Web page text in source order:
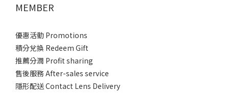
MEMBER
優惠活動 Promotions
積分兌換 Redeem Gift
推薦分潤 Profit sharing
售後服務 After-sales service
隱形配送 Contact Lens Delivery